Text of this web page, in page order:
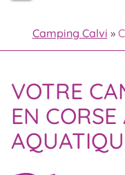
Camping Calvi »
VOTRE
EN CORSE